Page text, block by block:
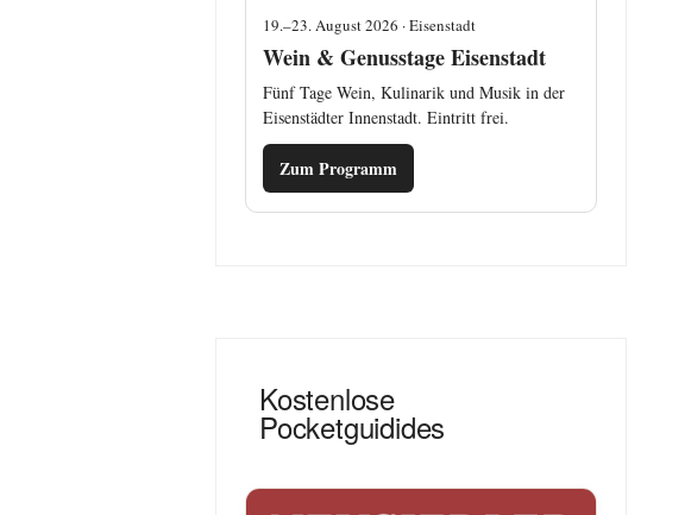
19.–23. August 2026 · Eisenstadt
Wein & Genusstage Eisenstadt
Fünf Tage Wein, Kulinarik und Musik in der
Eisenstädter Innenstadt. Eintritt frei.
Zum Programm
Kostenlose
Pocketguidides